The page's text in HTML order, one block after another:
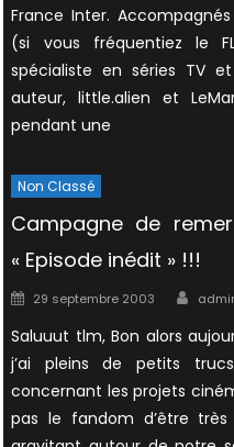
France Inter.
(si vous fréquentiez le
spécialiste en séries TV
auteur, little.alien et
pendant une
Non Classé
Campagne de
« Episode inédit » !!!
Posted
29 septembre 2003
Saluuut tlm, Bon alors
j’ai pleins de petits
concernant les projets
pas le fandom d’être